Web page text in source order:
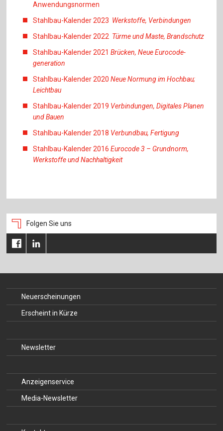
Anwendungsnormen
Stahlbau-Kalender 2023 Werkstoffe, Verbindungen
Stahlbau-Kalender 2022 Türme und Maste, Brandschutz
Stahlbau-Kalender 2021Brücken, Neue Eurocode-
generation
Stahlbau-Kalender 2020Neue Normung im Hochbau;
Leichtbau
Stahlbau-Kalender 2019 Verbindungen, Digitales Planen
und Bauen
Stahlbau-Kalender 2018 Verbundbau, Fertigung
Stahlbau-Kalender 2016Eurocode 3 – Grundnorm,
Werkstoffe und Nachhaltigkeit
Folgen Sie uns
Neuerscheinungen
Erscheint in Kürze
Newsletter
Anzeigenservice
Media-Newsletter